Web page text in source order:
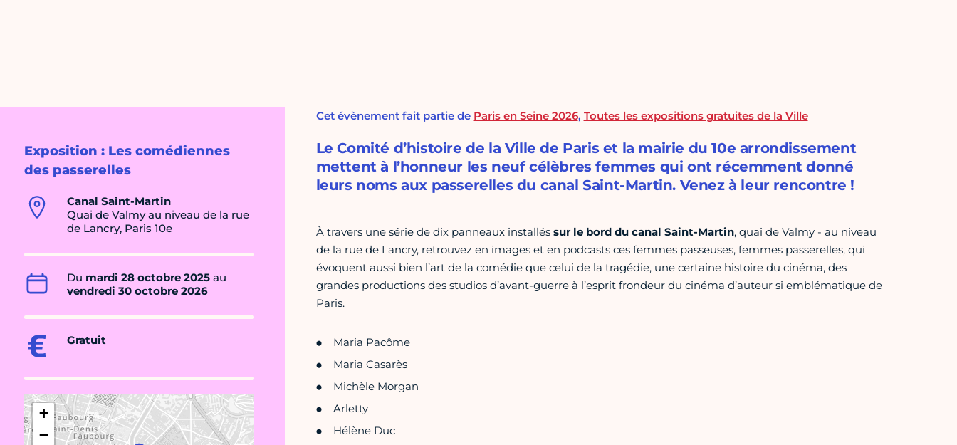
Exposition : Les comédiennes
des passerelles
Canal Saint-Martin
Quai de Valmy au niveau de la rue
de Lancry, Paris 10e
Du mardi 28 octobre 2025 au
vendredi 30 octobre 2026
Gratuit
+
−
Cet évènement fait partie de Paris en Seine 2026, Toutes les expositions gratuites de la Ville
Le Comité d’histoire de la Ville de Paris et la mairie du 10e arrondissement
mettent à l’honneur les neuf célèbres femmes qui ont récemment donné
leurs noms aux passerelles du canal Saint-Martin. Venez à leur rencontre !
À travers une série de dix panneaux installés sur le bord du canal Saint-Martin, quai de Valmy - au niveau
de la rue de Lancry, retrouvez en images et en podcasts ces femmes passeuses, femmes passerelles, qui
évoquent aussi bien l’art de la comédie que celui de la tragédie, une certaine histoire du cinéma, des
grandes productions des studios d’avant-guerre à l’esprit frondeur du cinéma d’auteur si emblématique de
Paris.
Maria Pacôme
Maria Casarès
Michèle Morgan
Arletty
Hélène Duc